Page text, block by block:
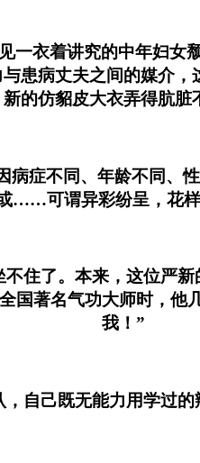
着讲究的中年妇女
患病丈夫之间的媒介
新的仿貂皮大衣弄得肮脏
不同、年龄不同、性
……可谓异彩纷呈，花样
了。本来，这位严新
国著名气功大师时，
我！”
己既无能力用学过的